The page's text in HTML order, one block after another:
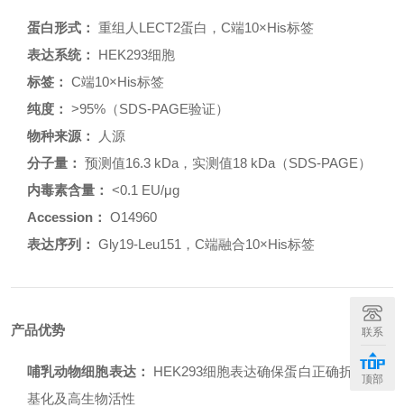
蛋白形式： 重组人LECT2蛋白，C端10×His标签
表达系统：
HEK293细胞
标签： C端10×His标签
纯度： >95%（SDS-PAGE验证）
物种来源：
人源
分子量： 预测值16.3 kDa，实测值18 kDa（SDS-PAGE）
内毒素含量： <0.1 EU/μg
Accession： O14960
表达序列： Gly19-Leu151，C端融合10×His标签
产品优势
哺乳动物细胞表达：
HEK293细胞表达确保蛋白正确折叠、糖
基化及高生物活性
联系
顶部